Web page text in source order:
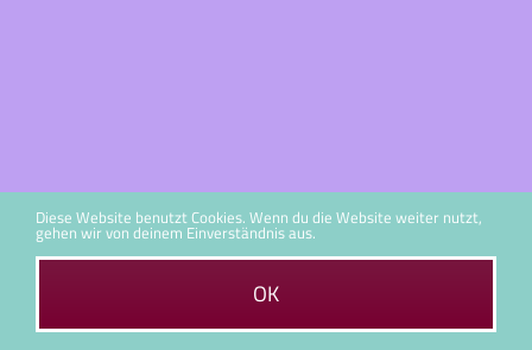
Diese Website benutzt Cookies. Wenn du die Website weiter nutzt,
gehen wir von deinem Einverständnis aus.
OK